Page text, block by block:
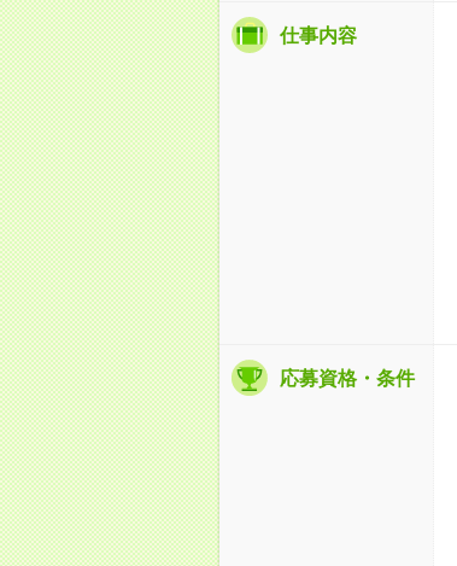
仕事内容
応募資格・条件